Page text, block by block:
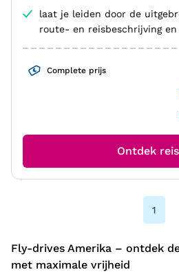
laat je leiden door de
route- en reisbeschrijving
Complete prijs
Ontdek reis
1
Fly-drives Amerika – ontdek
met maximale vrijheid